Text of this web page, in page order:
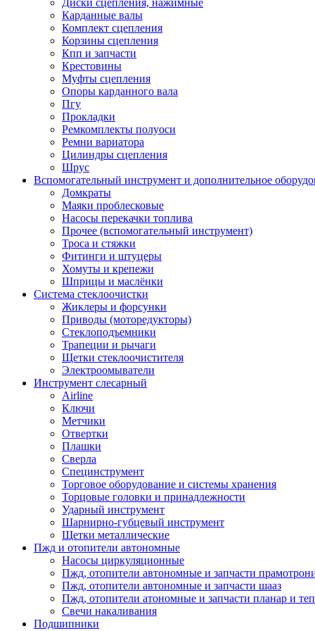
Диски сцепления, нажимные
Карданные валы
Комплект сцепления
Корзины сцепления
Кпп и запчасти
Крестовины
Муфты сцепления
Опоры карданного вала
Пгу
Прокладки
Ремкомплекты полуоси
Ремни вариатора
Цилиндры сцепления
Шрус
Вспомогательный инструмент и дополнительное
Домкраты
Маяки проблесковые
Насосы перекачки топлива
Прочее (вспомогательный инструмент)
Троса и стяжки
Фитинги и штуцеры
Хомуты и крепежи
Шприцы и маслёнки
Система стеклоочистки
Жиклеры и форсунки
Приводы (моторедукторы)
Стеклоподъемники
Трапеции и рычаги
Щетки стеклоочистителя
Электроомыватели
Инструмент слесарный
Airline
Ключи
Метчики
Отвертки
Плашки
Сверла
Специнструмент
Торговое оборудование и системы хранения
Торцовые головки и принадлежности
Ударный инструмент
Шарнирно-губцевый инструмент
Щетки металлические
Пжд и отопители автономные
Насосы циркуляционные
Пжд, отопители автономные и запчасти
Пжд, отопители автономные и запчасти шааз
Пжд, отопители атономные и запчасти планар и
Свечи накаливания
Подшипники